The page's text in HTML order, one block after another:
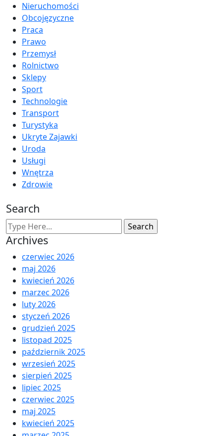
Nieruchomości
Obcojęzyczne
Praca
Prawo
Przemysł
Rolnictwo
Sklepy
Sport
Technologie
Transport
Turystyka
Ukryte Zajawki
Uroda
Usługi
Wnętrza
Zdrowie
Search
Archives
czerwiec 2026
maj 2026
kwiecień 2026
marzec 2026
luty 2026
styczeń 2026
grudzień 2025
listopad 2025
październik 2025
wrzesień 2025
sierpień 2025
lipiec 2025
czerwiec 2025
maj 2025
kwiecień 2025